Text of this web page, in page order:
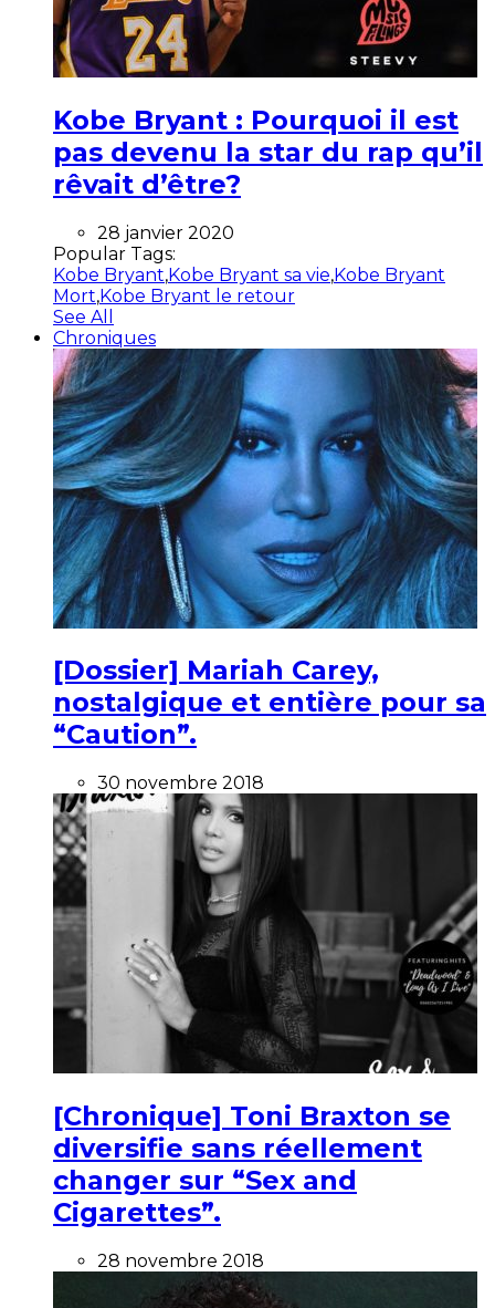
Kobe Bryant : Pourquoi il est
pas devenu la star du rap qu’il
rêvait d’être?
28 janvier 2020
Popular Tags:
Kobe Bryant,Kobe Bryant sa vie,Kobe Bryant
Mort,Kobe Bryant le retour
See All
Chroniques
[Dossier] Mariah Carey,
nostalgique et entière pour sa
“Caution”.
30 novembre 2018
[Chronique] Toni Braxton se
diversifie sans réellement
changer sur “Sex and
Cigarettes”.
28 novembre 2018